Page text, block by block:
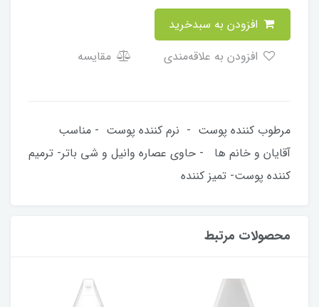
مقایسه
مرطوب کننده پوست - نرم کننده پوست - مناسب
آقایان و خانم ها - حاوی عصاره وانیل و شی باتر- ترمیم
کننده پوست- تمیز کننده
محصولات مرتبط